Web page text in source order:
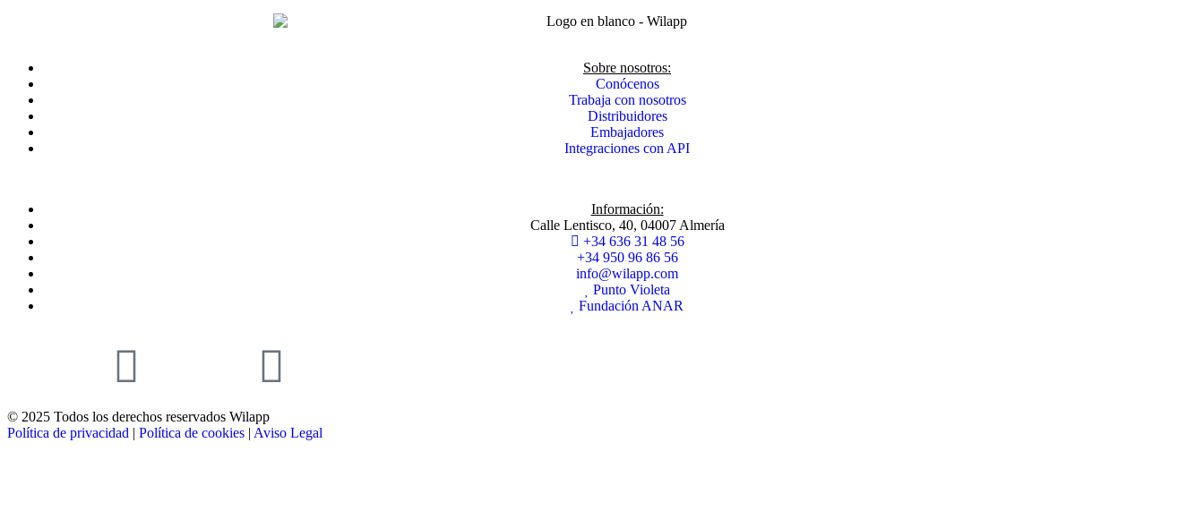
Sobre nosotros:
Conócenos
Trabaja con nosotros
Distribuidores
Embajadores
Integraciones con API
Información:
Calle Lentisco, 40, 04007 Almería
+34 636 31 48 56
+34 950 96 86 56
info@wilapp.com
Punto Violeta
Fundación ANAR
© 2025 Todos los derechos reservados Wilapp
Política de privacidad | Política de cookies | Aviso Legal